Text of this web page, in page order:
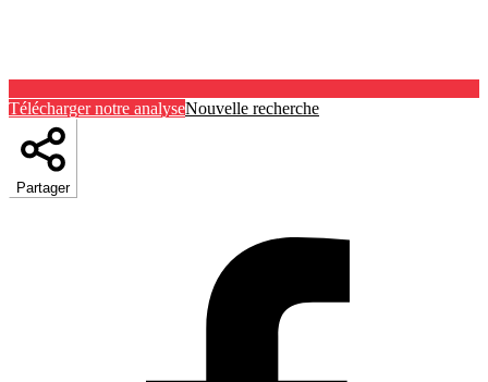
Télécharger notre analyseNouvelle recherche
Partager